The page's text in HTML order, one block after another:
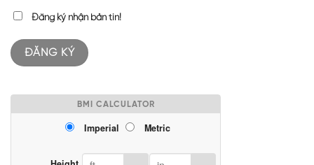
Đăng ký nhận bản tin!
BMI CALCULATOR
Imperial Metric